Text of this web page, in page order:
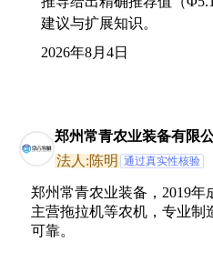
建议与扩展知识。
2026年8月4日
郑州常青农业装备有限
法人:陈明 通过真实性核验
郑州常青农业装备，2019年
主营拖拉机等农机，专业制
可靠。